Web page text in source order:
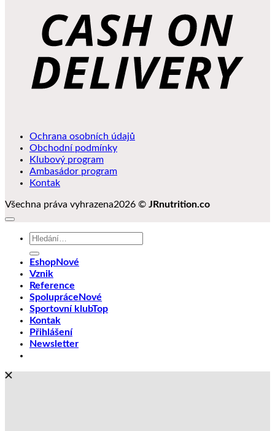
Ochrana osobních údajů
Obchodní podmínky
Klubový program
Ambasádor program
Kontak
Všechna práva vyhrazena2026 © JRnutrition.co
Hledat:
Eshop
Vznik
Reference
Spolupráce
Sportovní klub
Kontak
Přihlášení
Newsletter